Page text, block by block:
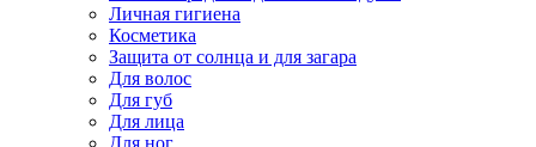
Личная гигиена
Косметика
Защита от солнца и для загара
Для волос
Для губ
Для лица
Для ног